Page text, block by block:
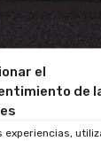
el
de
experiencias,